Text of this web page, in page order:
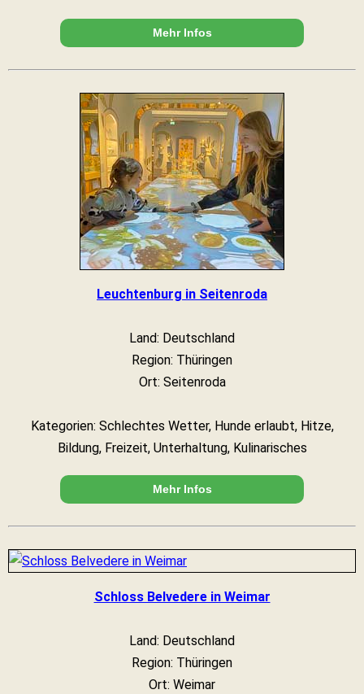
Mehr Infos
Leuchtenburg in Seitenroda
Land: Deutschland
Region: Thüringen
Ort: Seitenroda
Kategorien: Schlechtes Wetter, Hunde erlaubt, Hitze,
Bildung, Freizeit, Unterhaltung, Kulinarisches
Mehr Infos
Schloss Belvedere in Weimar
Land: Deutschland
Region: Thüringen
Ort: Weimar